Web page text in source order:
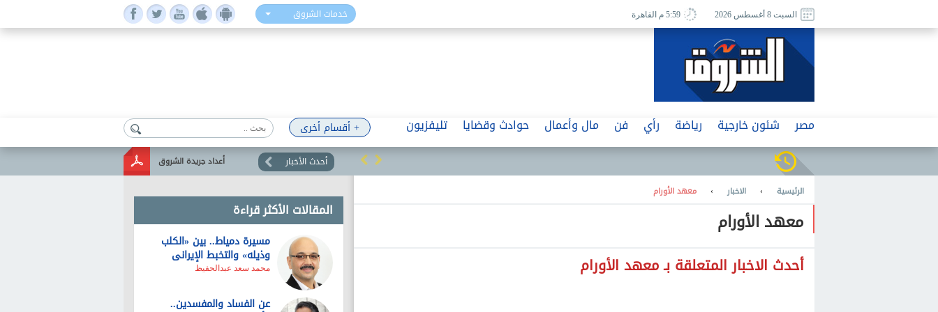
خدمات الشروق السبت 8 أغسطس 2026 5:59 م القاهرة
+ أقسام أخرى مصر شئون خارجية رياضة رأي فن مال وأعمال حوادث وقضايا تليفزيون
أعداد جريدة الشروق أحدث الأخبار
المقالات الأكثر قراءة
مسيرة دمياط.. بين «الكلب
وذيله» والتخبط الإيرانى
محمد سعد عبدالحفيظ
عن الفساد والمفسدين..
الرئيسية › الاخبار › معهد الأورام
معهد الأورام
أحدث الاخبار المتعلقة بـ معهد الأورام